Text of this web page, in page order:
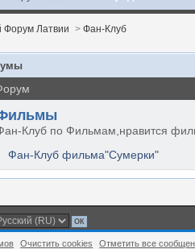
Форум Латвии > Фан-Клуб
Клуб по Фильмам,нравится
Фан-Клуб фильма"Сумерки"
Очистить cookies Отметить все